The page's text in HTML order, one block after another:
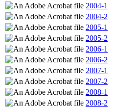
2004-1
2004-2
2005-1
2005-2
2006-1
2006-2
2007-1
2007-2
2008-1
2008-2